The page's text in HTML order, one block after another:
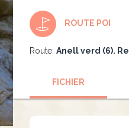
ROUTE POI
Route: Anell verd (6).
FICHIER